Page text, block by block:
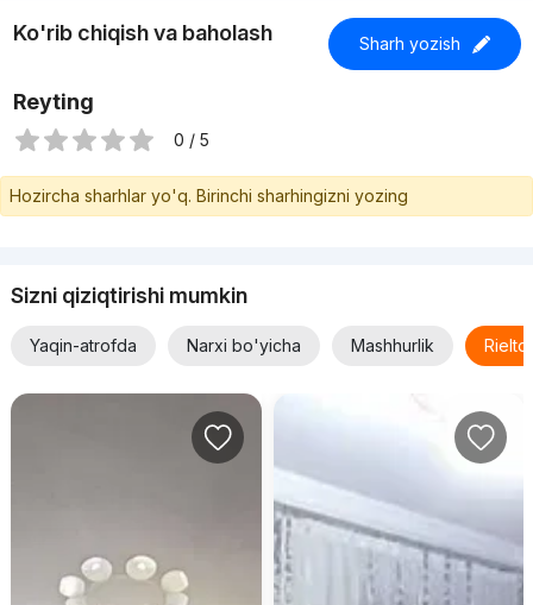
Ko'rib chiqish va baholash Sharh yozish
Reyting
0 / 5
Hozircha sharhlar yo'q. Birinchi sharhingizni yozing
Sizni qiziqtirishi mumkin
Yaqin-atrofda Narxi bo'yicha Mashhurlik